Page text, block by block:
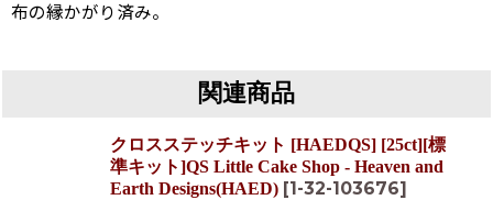
布の縁かがり済み。
関連商品
クロスステッチキット [HAEDQS] [25ct][標
準キット]QS Little Cake Shop - Heaven and
Earth Designs(HAED) [1-32-103676]